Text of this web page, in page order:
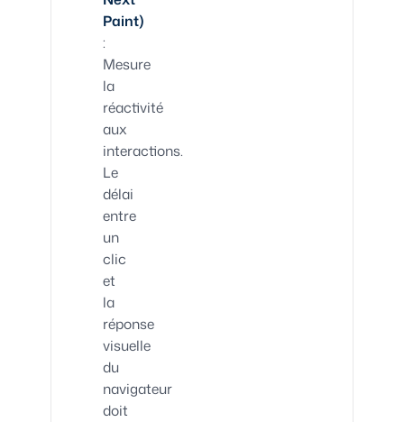
Paint)
:
Mesure
la
réactivité
aux
interactions.
Le
délai
entre
un
clic
et
la
réponse
visuelle
du
navigateur
doit